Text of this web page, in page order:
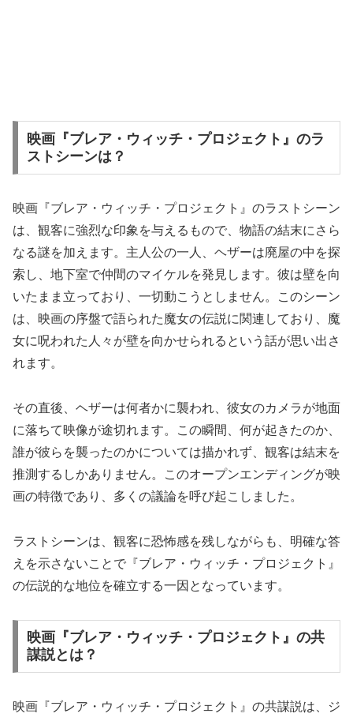
映画『ブレア・ウィッチ・プロジェクト』のラ
ストシーンは？
映画『ブレア・ウィッチ・プロジェクト』のラストシーン
は、観客に強烈な印象を与えるもので、物語の結末にさら
なる謎を加えます。主人公の一人、ヘザーは廃屋の中を探
索し、地下室で仲間のマイケルを発見します。彼は壁を向
いたまま立っており、一切動こうとしません。このシーン
は、映画の序盤で語られた魔女の伝説に関連しており、魔
女に呪われた人々が壁を向かせられるという話が思い出さ
れます。
その直後、ヘザーは何者かに襲われ、彼女のカメラが地面
に落ちて映像が途切れます。この瞬間、何が起きたのか、
誰が彼らを襲ったのかについては描かれず、観客は結末を
推測するしかありません。このオープンエンディングが映
画の特徴であり、多くの議論を呼び起こしました。
ラストシーンは、観客に恐怖感を残しながらも、明確な答
えを示さないことで『ブレア・ウィッチ・プロジェクト』
の伝説的な地位を確立する一因となっています。
映画『ブレア・ウィッチ・プロジェクト』の共
謀説とは？
映画『ブレア・ウィッチ・プロジェクト』の共謀説は、ジ